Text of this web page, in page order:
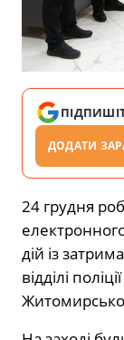
ДОДАТИ
24 грудня
електронного
дій із
відділі